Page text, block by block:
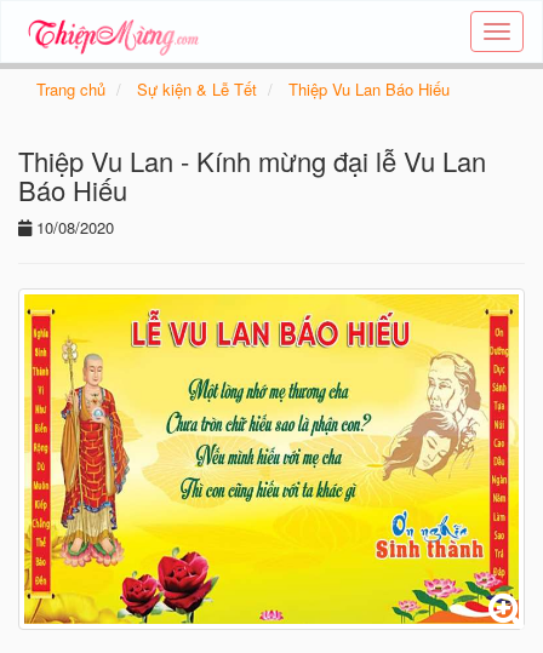
Tạo
thiệp
Trang chủ Sự kiện & Lễ Tết Thiệp Vu Lan Báo Hiếu
Thiệp Vu Lan - Kính mừng đại lễ Vu Lan
Báo Hiếu
10/08/2020